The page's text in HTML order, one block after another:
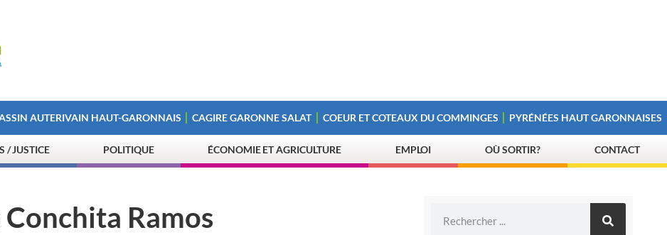
AUTERIVAIN HAUT-GARONNAIS CAGIRE GARONNE SALAT COEUR ET COTEAUX DU COMMINGES PYRÉNÉES HAUT GARONNAISES
/ JUSTICE POLITIQUE ÉCONOMIE ET AGRICULTURE EMPLOI OÙ SORTIR? CONTACT
Ramos